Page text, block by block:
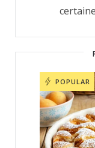
POPULAR